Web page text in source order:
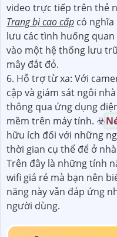
video trực tiếp trên thẻ
Trang bị cao cấp có nghĩa
lưu các tình huống
vào một hệ thống lưu
mây đắt đỏ.
6. Hỗ trợ từ xa: Với
cập và giám sát ngôi
thông qua ứng dụng
mềm trên máy tính. ☣️
hữu ích đối với những
thời gian cụ thể để ở
Trên đây là những tính
wifi giá rẻ mà bạn nên
năng này vẫn đáp ứng
người dùng.